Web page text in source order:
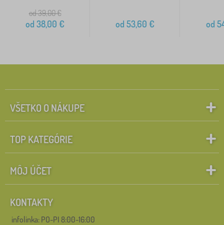
od 39,00€
od 38,00 € od 53,60 € od
VŠETKO O NÁKUPE
TOP KATEGÓRIE
MÔJ ÚČET
KONTAKTY
infolinka: PO-PI 8:00-16:00